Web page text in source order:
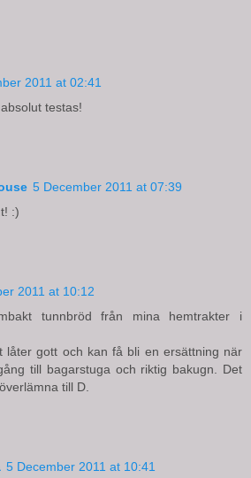
2011 at 02:41
testas!
5 December 2011 at 07:39
:)
2011 at 10:12
tunnbröd från mina hemtrakter i
låter gott och kan få bli en ersättning när
till bagarstuga och riktig bakugn. Det
till D.
5 December 2011 at 10:41